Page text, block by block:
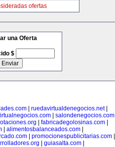
ofertas
una Oferta
$
ruedavirtualdenegocios.net|
| salondenegocios.com|
fabricadegolosinas.com
| alimentosbalanceados.com|
| promocionespublicitarias.com|
guiasalta.com